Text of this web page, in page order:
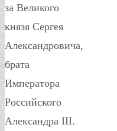
за Великого
князя Сергея
Александровича,
брата
Императора
Российского
Александра III.